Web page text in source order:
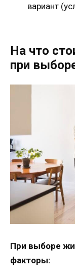
вариант
На что
при
При выборе
факторы: